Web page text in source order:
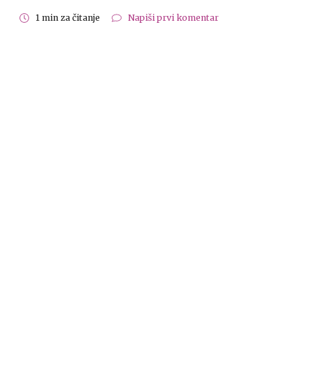
1 min za čitanje Napiši prvi komentar